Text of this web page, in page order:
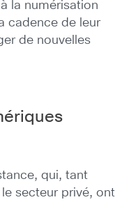
la numérisation
cadence de leur
de nouvelles
qui, tant
secteur privé, ont